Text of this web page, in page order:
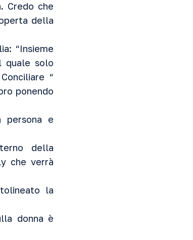
Credo che
della
“Insieme
quale solo
“
ponendo
persona e
della
che verrà
la
donna è